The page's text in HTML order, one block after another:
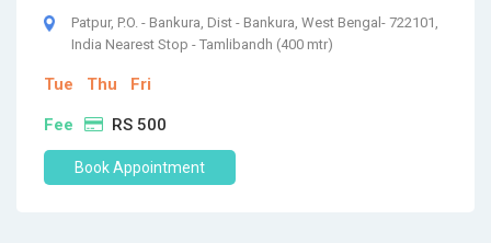
Patpur, P.O. - Bankura, Dist - Bankura, West Bengal- 722101,
India Nearest Stop - Tamlibandh (400 mtr)
Tue Thu Fri
Fee RS 500
Book Appointment